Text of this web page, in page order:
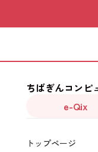
ちばぎんコンピ
e-Qix
トップページ